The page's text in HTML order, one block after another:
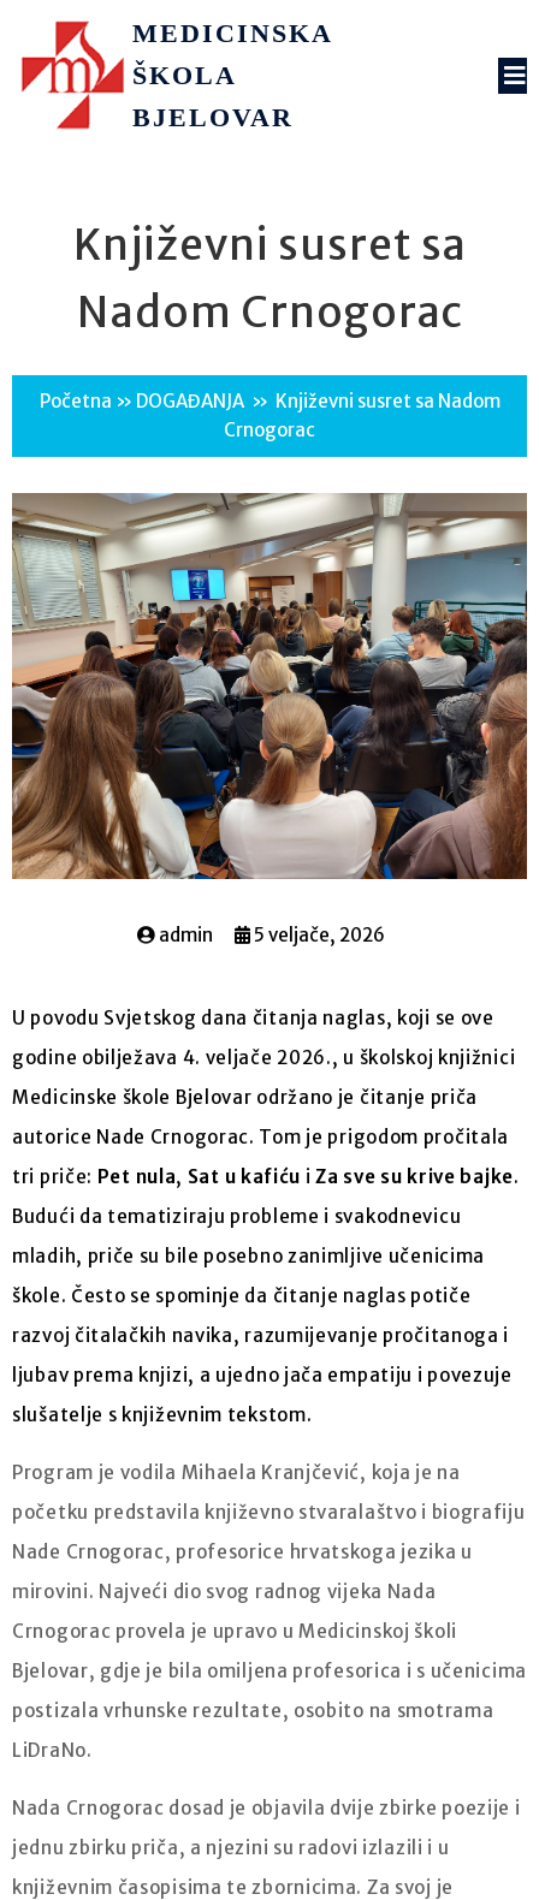
MEDICINSKA
ŠKOLA
BJELOVAR
Književni susret sa
Nadom Crnogorac
Početna » DOGAĐANJA » Književni susret sa Nadom
Crnogorac
admin 5 veljače, 2026
U povodu Svjetskog dana čitanja naglas, koji se ove
godine obilježava 4. veljače 2026., u školskoj knjižnici
Medicinske škole Bjelovar održano je čitanje priča
autorice Nade Crnogorac. Tom je prigodom pročitala
tri priče: Pet nula, Sat u kafiću iZa sve su krive bajke.
Budući da tematiziraju probleme i svakodnevicu
mladih, priče su bile posebno zanimljive učenicima
škole. Često se spominje da čitanje naglas potiče
razvoj čitalačkih navika, razumijevanje pročitanoga i
ljubav prema knjizi, a ujedno jača empatiju i povezuje
slušatelje s književnim tekstom.
Program je vodila Mihaela Kranjčević, koja je na
početku predstavila književno stvaralaštvo i biografiju
Nade Crnogorac, profesorice hrvatskoga jezika u
mirovini. Najveći dio svog radnog vijeka Nada
Crnogorac provela je upravo u Medicinskoj školi
Bjelovar, gdje je bila omiljena profesorica i s učenicima
postizala vrhunske rezultate, osobito na smotrama
LiDraNo.
Nada Crnogorac dosad je objavila dvije zbirke poezije i
jednu zbirku priča, a njezini su radovi izlazili i u
književnim časopisima te zbornicima. Za svoj je